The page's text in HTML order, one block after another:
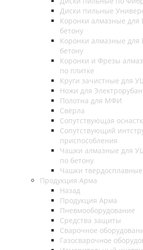
Диски пильные
Коронки алмазные
бетону
Коронки алмазные для
бетону
Коронки и Фрезы
по плитке
Круги зачистные для
Ножи для
Полотна для МФИ
Свёрла
Сопутствующая
Сопутствующий
приспособления
Чашки алмазные для
по бетону
Чашки
Продукция Арма
Назад
Продукция Арма
Пневмооборудование
Средства защиты
Сварочное
Газосварочное